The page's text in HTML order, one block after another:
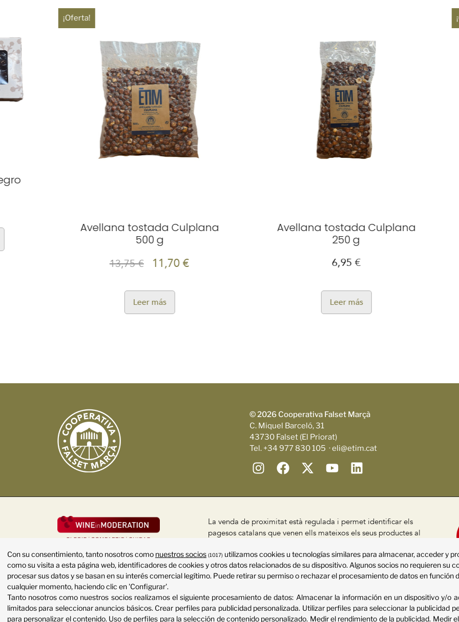
Avellana tostada Culplana
11,70€
Avellana tostada Culplana
La
© 2026 Cooperativa Falset Marçà
C. Miquel Barceló, 31
43730 Falset (El Priorat)
Tel. +34 977 830 105 · eli@etim.cat
La venda de proximitat està regulada i permet identificar els
pagesos catalans que venen ells mateixos els seus productes al
Política de qualitatDeclaració d'accessibilitatSitemap
Con su consentimiento, tanto nosotros como nuestros socios (1017) utilizamos cookies u tecnologías similares para almacenar, acceder y
como su visita a esta página web, identificadores de cookies y otros datos relacionados de su dispositivo. Algunos socios no requieren su
procesar sus datos y se basan en su interés comercial legítimo. Puede retirar su permiso o rechazar el procesamiento de datos en función
cualquier momento, haciendo clic en 'Configurar'.
Tanto nosotros como nuestros socios realizamos el siguiente procesamiento de datos: Almacenar la información en un dispositivo y/o
limitados para seleccionar anuncios básicos. Crear perfiles para publicidad personalizada. Utilizar perfiles para seleccionar la publicidad
para personalizar el contenido. Uso de perfiles para la selección de contenido personalizado. Medir el rendimiento de la publicidad. Medir